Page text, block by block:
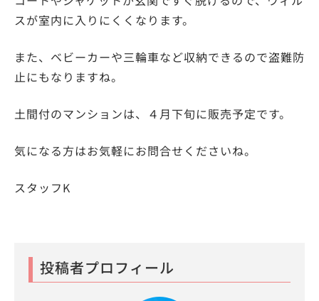
スが室内に入りにくくなります。
また、ベビーカーや三輪車など収納できるので盗難防
止にもなりますね。
土間付のマンションは、４月下旬に販売予定です。
気になる方はお気軽にお問合せくださいね。
スタッフK
投稿者プロフィール